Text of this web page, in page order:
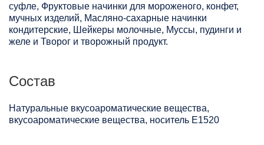
суфле, Фруктовые начинки для мороженого, конфет,
мучных изделий, Масляно-сахарные начинки
кондитерские, Шейкеры молочные, Муссы, пудинги и
желе и Творог и творожный продукт.
Состав
Натуральные вкусоароматические вещества,
вкусоароматические вещества, носитель Е1520